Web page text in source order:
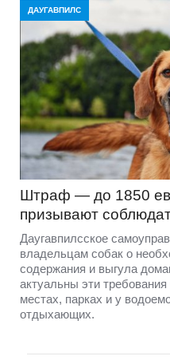
ДАУГАВПИЛС
Штраф — до 1850
призывают
Даугавпилсское
владельцам собак о
содержания и выгула
актуальны эти
местах, парках и у
отдыхающих.